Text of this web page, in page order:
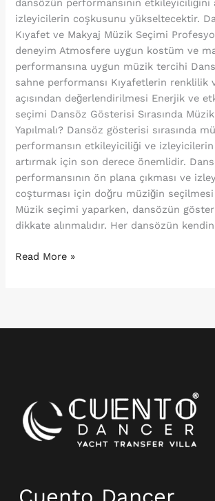
dansözün performansının etkileyiciliğini
izleyicilerin coşkusunu yükseltecektir.
Kıyafet ve Makyaj Müzik Seçimi
deneyim Atmosfere uygun kostüm ve
performansına uygun müzik tercihi
sahne performansı Kıyafetlerin renklilik
açısından değerlendirilmesi Enerjik ve
seçimi Dansöz Gösterisi Sırasında
Yapılmalı? Dansöz gösterisi sırasında
performansın etkileyiciliği ve
artırmak için son derece önemlidir.
performansının ön plana çıkması ve
coşturması için doğru müziğin
Müzik seçimi yaparken, dansözün
dikkate alınmalıdır. Her dansözün
Read More »